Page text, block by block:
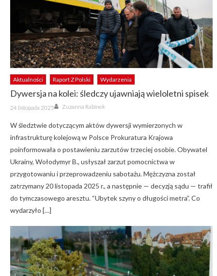
Aktualności Raport Z Polski Wydarzenia
Dywersja na kolei: śledczy ujawniają wieloletni spisek
Posted
on
24 listopada 2025 Author
Zuzanna Rabinek
W śledztwie dotyczącym aktów dywersji wymierzonych w
infrastrukturę kolejową w Polsce Prokuratura Krajowa
poinformowała o postawieniu zarzutów trzeciej osobie. Obywatel
Ukrainy, Wołodymyr B., usłyszał zarzut pomocnictwa w
przygotowaniu i przeprowadzeniu sabotażu. Mężczyzna został
zatrzymany 20 listopada 2025 r., a następnie — decyzją sądu — trafił
do tymczasowego aresztu. “Ubytek szyny o długości metra”. Co
wydarzyło […]